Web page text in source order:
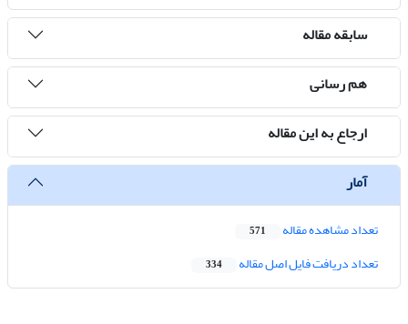
سابقه مقاله
هم رسانی
ارجاع به این مقاله
آمار
تعداد مشاهده مقاله 571
تعداد دریافت فایل اصل مقاله 334